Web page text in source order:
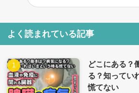
よく読まれている記事
どこにある？
る？知ってい
慌てない